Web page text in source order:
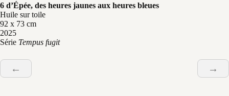
6 d’Épée, des heures jaunes aux heures bleues
Huile sur toile
92 x 73 cm
2025
Série Tempus fugit
← →